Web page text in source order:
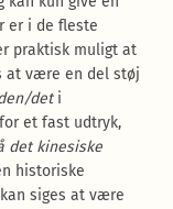
er i de fleste
praktisk muligt at
at være en del støj
det i
et fast udtryk,
det kinesiske
historiske
siges at være